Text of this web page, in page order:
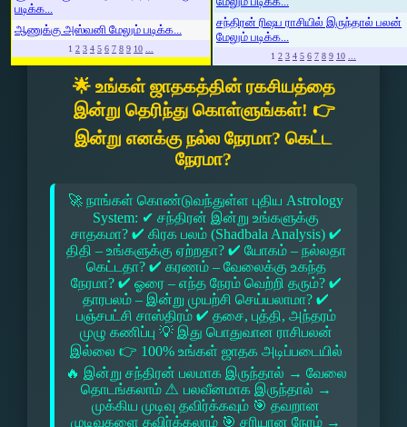
படிக்க...
ஆணுக்கு அஸ்வனி மேலும் படிக்க...
1 2 3 4 5 6 7 8 9 10 ...
சந்திரன் ரிஷப ராசியில் இருந்தால் பலன்
மேலும் படிக்க...
1 2 3 4 5 6 7 8 9 10 ...
🌟 உங்கள் ஜாதகத்தின் ரகசியத்தை
இன்று தெரிந்து கொள்ளுங்கள்! 👉
இன்று எனக்கு நல்ல நேரமா? கெட்ட
நேரமா?
🚀 நாங்கள் கொண்டுவந்துள்ள புதிய Astrology
System: ✔ சந்திரன் இன்று உங்களுக்கு
சாதகமா? ✔ கிரக பலம் (Shadbala Analysis) ✔
திதி – உங்களுக்கு ஏற்றதா? ✔ யோகம் – நல்லதா
கெட்டதா? ✔ கரணம் – வேலைக்கு உகந்த
நேரமா? ✔ ஓரை – எந்த நேரம் வெற்றி தரும்? ✔
தாரபலம் – இன்று முயற்சி செய்யலாமா? ✔
பஞ்சபட்சி சாஸ்திரம் ✔ தசை, புத்தி, அந்தரம்
முழு கணிப்பு 💡 இது பொதுவான ராசிபலன்
இல்லை 👉 100% உங்கள் ஜாதக அடிப்படையில்
🔥 இன்று சந்திரன் பலமாக இருந்தால் → வேலை
தொடங்கலாம் ⚠ பலவீனமாக இருந்தால் →
முக்கிய முடிவு தவிர்க்கவும் 🎯 தவறான
முடிவுகளை தவிர்க்கலாம் 🎯 சரியான நேரம் →